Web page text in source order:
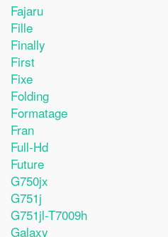
Fajaru
Fille
Finally
First
Fixe
Folding
Formatage
Fran
Full-Hd
Future
G750jx
G751j
G751jl-T7009h
Galaxy